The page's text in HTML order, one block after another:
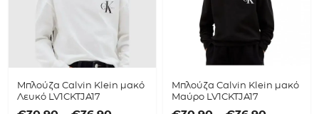
Μπλούζα Calvin Klein μακό
Λευκό LV1CKTJA17
Μπλούζα Calvin Klein μακό
Μαύρο LV1CKTJA17